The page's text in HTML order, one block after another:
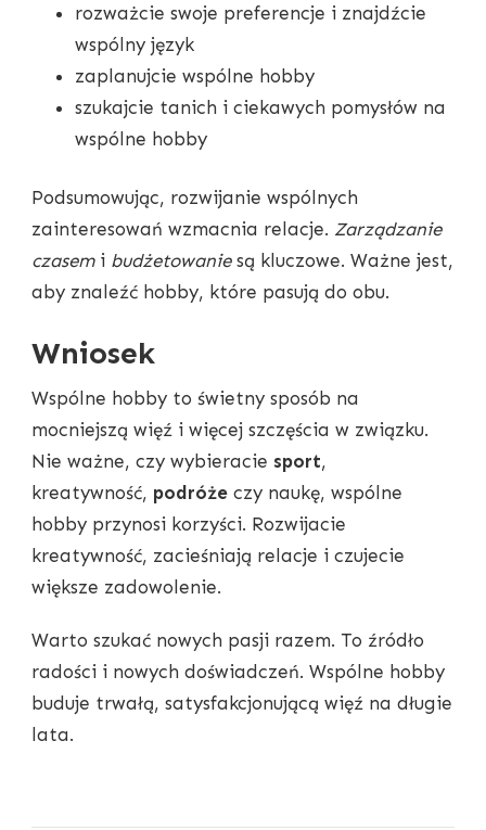
rozważcie swoje preferencje i znajdźcie
wspólny język
zaplanujcie wspólne hobby
szukajcie tanich i ciekawych pomysłów na
wspólne hobby
Podsumowując, rozwijanie wspólnych
zainteresowań wzmacnia relacje. Zarządzanie
czasemi budżetowaniesą kluczowe. Ważne jest,
aby znaleźć hobby, które pasują do obu.
Wniosek
Wspólne hobby to świetny sposób na
mocniejszą więź i więcej szczęścia w związku.
Nie ważne, czy wybieracie sport,
kreatywność, podróże czy naukę, wspólne
hobby przynosi korzyści. Rozwijacie
kreatywność, zacieśniają relacje i czujecie
większe zadowolenie.
Warto szukać nowych pasji razem. To źródło
radości i nowych doświadczeń. Wspólne hobby
buduje trwałą, satysfakcjonującą więź na długie
lata.